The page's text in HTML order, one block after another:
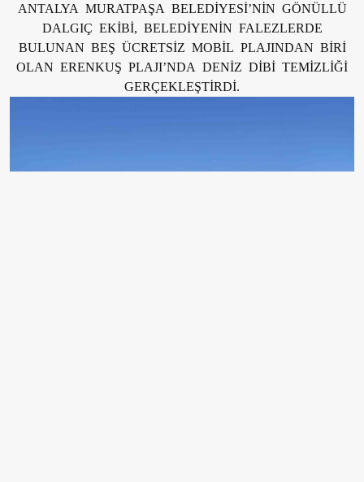
ANTALYA MURATPAŞA BELEDİYESİ’NİN GÖNÜLLÜ
DALGIÇ EKİBİ, BELEDİYENİN FALEZLERDE
BULUNAN BEŞ ÜCRETSİZ MOBİL PLAJINDAN BİRİ
OLAN ERENKUŞ PLAJI’NDA DENİZ DİBİ TEMİZLİĞİ
GERÇEKLEŞTİRDİ.